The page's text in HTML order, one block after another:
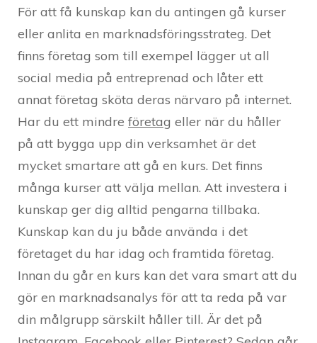
För att få kunskap kan du antingen gå kurser
eller anlita en marknadsföringsstrateg. Det
finns företag som till exempel lägger ut all
social media på entreprenad och låter ett
annat företag sköta deras närvaro på internet.
Har du ett mindre företag eller när du håller
på att bygga upp din verksamhet är det
mycket smartare att gå en kurs. Det finns
många kurser att välja mellan. Att investera i
kunskap ger dig alltid pengarna tillbaka.
Kunskap kan du ju både använda i det
företaget du har idag och framtida företag.
Innan du går en kurs kan det vara smart att du
gör en marknadsanalys för att ta reda på var
din målgrupp särskilt håller till. Är det på